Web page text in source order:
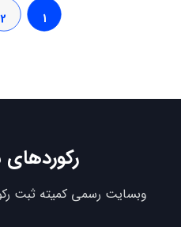
1
2
رکوردهای
وبسایت رسمی کمیته ثبت